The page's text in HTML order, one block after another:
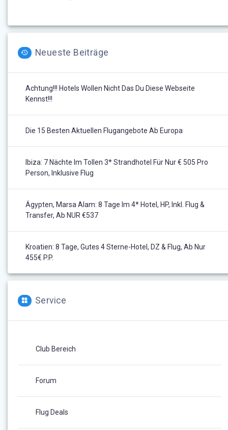
Neueste Beiträge
Achtung!!! Hotels Wollen Nicht Das Du Diese Webseite
Kennst!!!
Die 15 Besten Aktuellen Flugangebote Ab Europa
Ibiza: 7 Nächte Im Tollen 3* Strandhotel Für Nur € 505 Pro
Person, Inklusive Flug
Ägypten, Marsa Alam: 8 Tage Im 4* Hotel, HP, Inkl. Flug &
Transfer, Ab NUR €537
Kroatien: 8 Tage, Gutes 4 Sterne-Hotel, DZ & Flug, Ab Nur
455€ P.P.
Service
Club Bereich
Forum
Flug Deals